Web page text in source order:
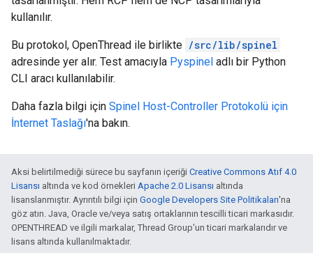
kullanılır.
Bu protokol, OpenThread ile birlikte /src/lib/spinel
adresinde yer alır. Test amacıyla Pyspinel adlı bir Python
CLI aracı kullanılabilir.
Daha fazla bilgi için Spinel Host-Controller Protokolü için
İnternet Taslağı'na bakın.
Aksi belirtilmediği sürece bu sayfanın içeriği Creative Commons Atıf 4.0
Lisansı altında ve kod örnekleri Apache 2.0 Lisansı altında
lisanslanmıştır. Ayrıntılı bilgi için Google Developers Site Politikaları'na
göz atın. Java, Oracle ve/veya satış ortaklarının tescilli ticari markasıdır.
OPENTHREAD ve ilgili markalar, Thread Group'un ticari markalarıdır ve
lisans altında kullanılmaktadır.